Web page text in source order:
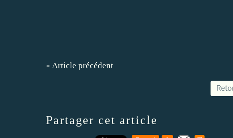
« Article précédent
Partager cet article